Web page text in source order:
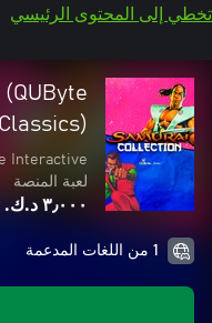
تخطي إلى المحتوى الرئيسي
Classics)
Interactive
لعبة المنصة
٣٫٠٠٠ د.ك.‏
1 من اللغات المدعمة